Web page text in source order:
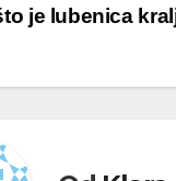
je lubenica